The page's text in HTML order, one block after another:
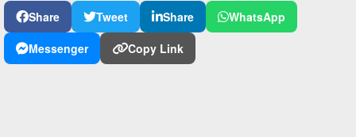
Share Tweet Share
WhatsApp
Messenger
Copy Link